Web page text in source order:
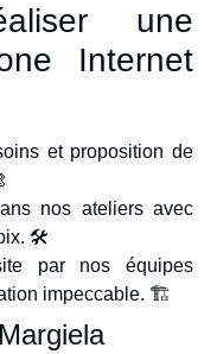
une
Internet
et proposition de
nos ateliers avec
🛠️
par nos équipes
impeccable. 🏗️